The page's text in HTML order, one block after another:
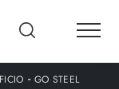
-GO STEEL